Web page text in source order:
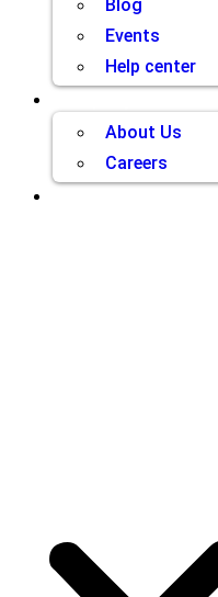
Blog
Events
Help center
About Us
Careers